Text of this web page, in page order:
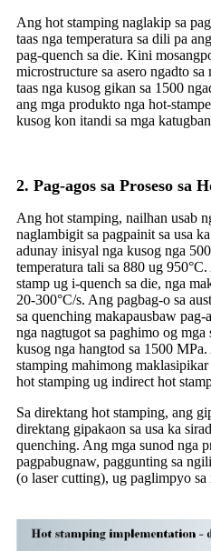
Ang hot stamping naglakip sa
taas nga temperatura sa dili pa
pag-quench sa die. Kini
microstructure sa asero ngadto sa
taas nga kusog gikan sa 1500
ang mga produkto nga hot-
kusog kon itandi sa mga
2. Pag-agos sa Proseso sa
Ang hot stamping, nailhan usab
naglambigit sa pagpainit sa usa
adunay inisyal nga kusog nga
temperatura tali sa 880 ug
stamp ug i-quench sa die, nga
20-300°C/s. Ang pagbag-o sa
sa quenching makapausbaw pag-
nga nagtugot sa paghimo og mga
kusog nga hangtod sa 1500
stamping mahimong
hot stamping ug indirect hot
Sa direktang hot stamping, ang
direktang gipakaon sa usa ka
quenching. Ang mga sunod nga
pagpabugnaw, paggunting sa
(o laser cutting), ug paglimpyo sa